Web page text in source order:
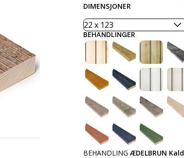
DIMENSJONER
BEHANDLINGER
BEHANDLING ÆDELBRUN Kald